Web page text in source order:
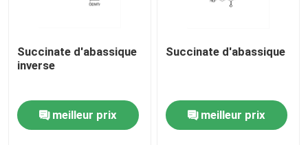
Succinate d'abassique
inverse
meilleur prix
Succinate d'abassique
meilleur prix